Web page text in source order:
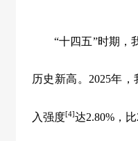
“十四五”时期，
历史新高。 2025年，
入强度[4]达2.80% ，比